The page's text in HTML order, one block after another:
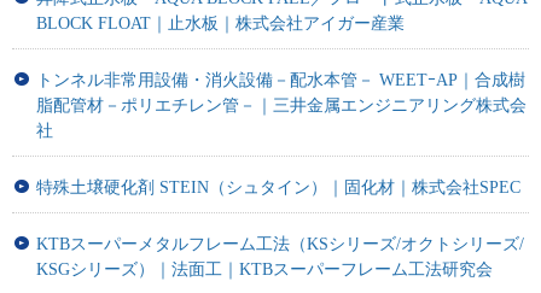
BLOCK FLOAT｜止水板｜株式会社アイガー産業
トンネル非常用設備・消火設備－配水本管－ WEETｰAP｜合成樹
脂配管材－ポリエチレン管－｜三井金属エンジニアリング株式会
社
特殊土壌硬化剤 STEIN（シュタイン）｜固化材｜株式会社SPEC
KTBスーパーメタルフレーム工法（KSシリーズ/オクトシリーズ/
KSGシリーズ）｜法面工｜KTBスーパーフレーム工法研究会